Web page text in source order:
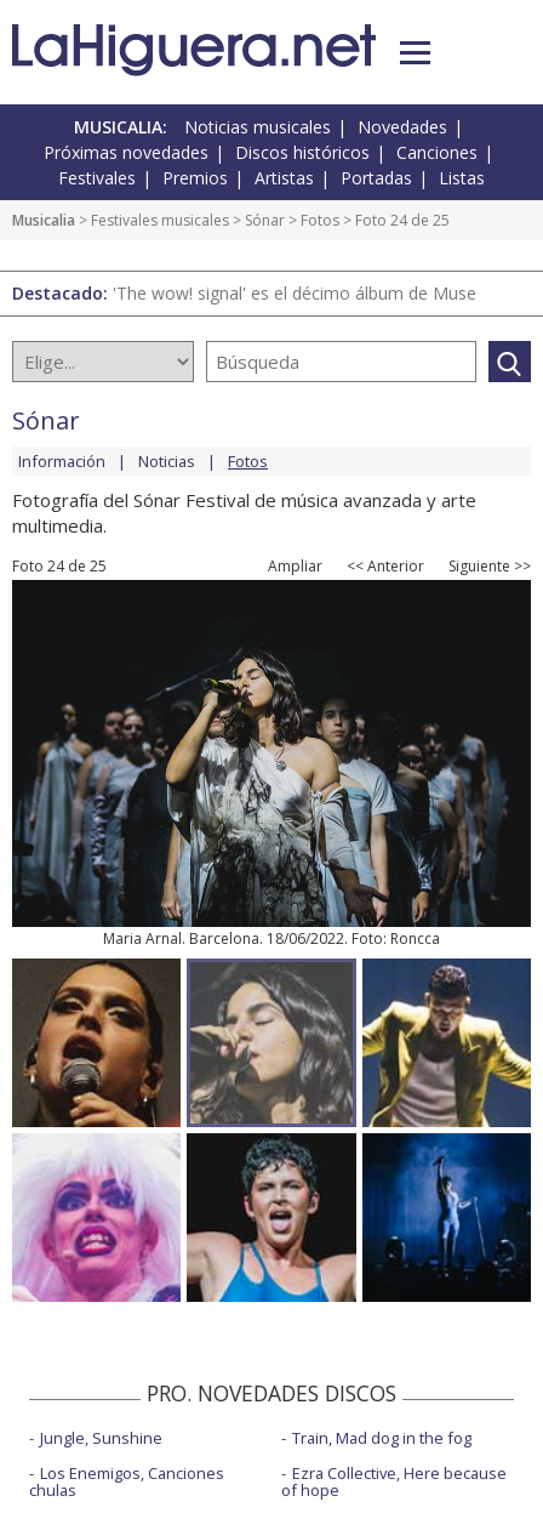
MUSICALIA: Noticias musicales
Novedades
Próximas novedades
Discos históricos
Canciones
Festivales
Premios Artistas Portadas Listas
Musicalia > Festivales musicales > Sónar > Fotos > Foto 24 de 25
Destacado: 'The wow! signal' es el décimo álbum de Muse
Sónar
Información Noticias Fotos
Fotografía del Sónar Festival de música avanzada y arte
multimedia.
Foto 24 de 25 Ampliar << Anterior Siguiente >>
Maria Arnal. Barcelona. 18/06/2022. Foto: Roncca
PRO. NOVEDADES DISCOS
Jungle, Sunshine
Los Enemigos, Canciones
chulas
Train, Mad dog in the fog
Ezra Collective, Here because
of hope